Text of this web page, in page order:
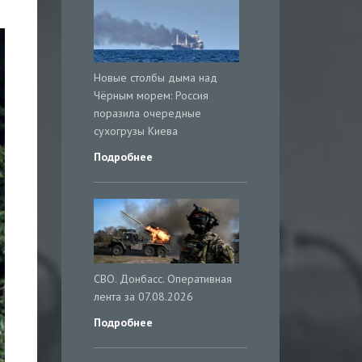
Новые столбы дыма над
Чёрным морем: Россия
поразила очередные
сухогрузы Киева
Подробнее
СВО. Донбасс. Оперативная
лента за 07.08.2026
Подробнее